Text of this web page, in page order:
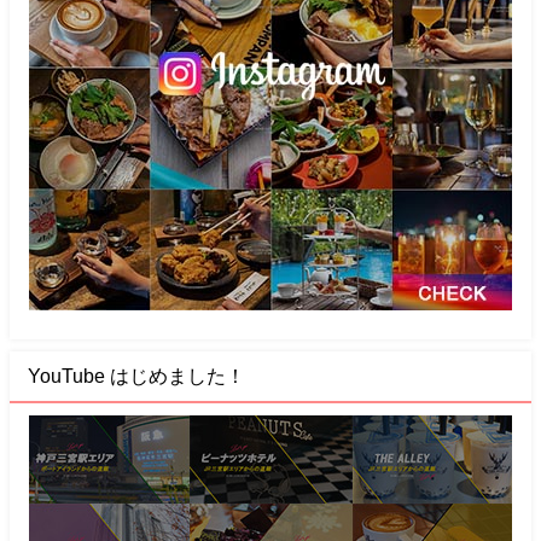
YouTube はじめました！